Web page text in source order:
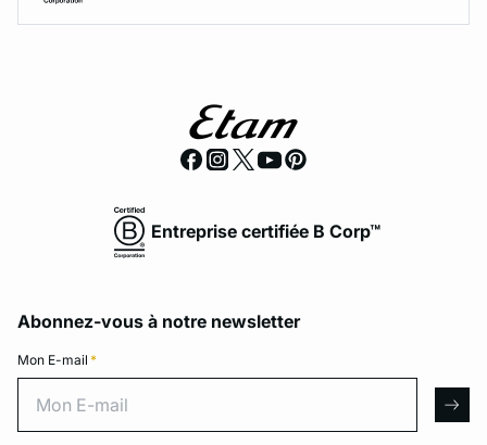
Entreprise certifiée B Corp™
Abonnez-vous à notre newsletter
Mon E-mail *